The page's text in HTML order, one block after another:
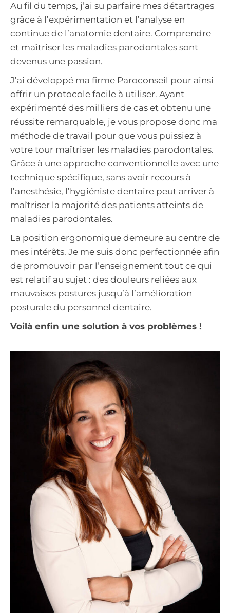
Au fil du temps, j’ai su parfaire mes détartrages
grâce à l’expérimentation et l’analyse en
continue de l’anatomie dentaire. Comprendre
et maîtriser les maladies parodontales sont
devenus une passion.
J’ai développé ma firme Paroconseil pour ainsi
offrir un protocole facile à utiliser. Ayant
expérimenté des milliers de cas et obtenu une
réussite remarquable, je vous propose donc ma
méthode de travail pour que vous puissiez à
votre tour maîtriser les maladies parodontales.
Grâce à une approche conventionnelle avec une
technique spécifique, sans avoir recours à
l’anesthésie, l’hygiéniste dentaire peut arriver à
maîtriser la majorité des patients atteints de
maladies parodontales.
La position ergonomique demeure au centre de
mes intérêts. Je me suis donc perfectionnée afin
de promouvoir par l’enseignement tout ce qui
est relatif au sujet : des douleurs reliées aux
mauvaises postures jusqu’à l’amélioration
posturale du personnel dentaire.
Voilà enfin une solution à vos problèmes !